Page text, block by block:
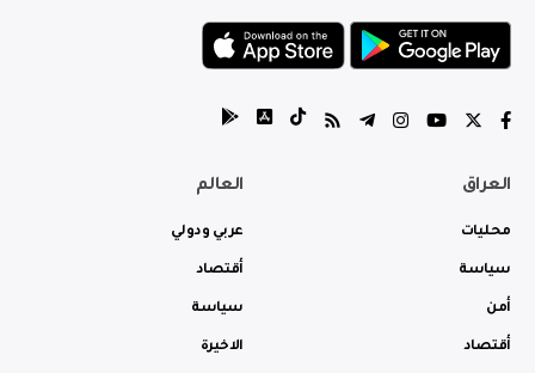
العراق
محليات
سياسة
أمن
أقتصاد
العالم
عربي ودولي
أقتصاد
سياسة
الاخيرة